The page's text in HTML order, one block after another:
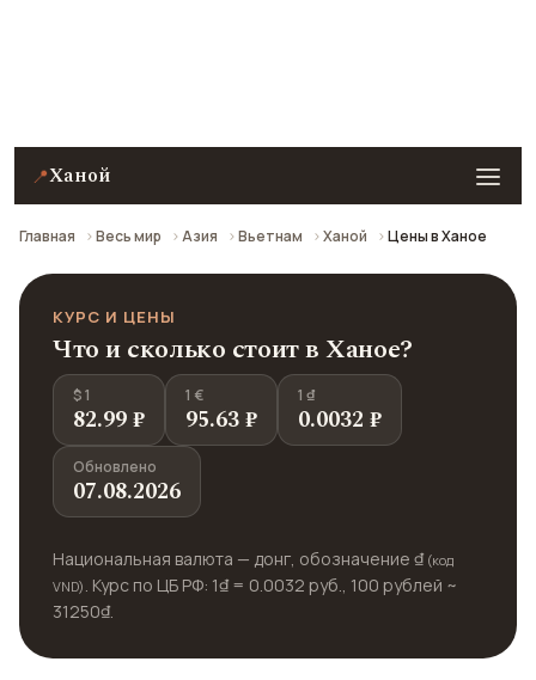
📍Ханой
Главная Весь мир Азия Вьетнам Ханой Цены в Ханое
КУРС И ЦЕНЫ
Что и сколько стоит в Ханое?
$ 1
82.99 ₽
1 €
95.63 ₽
1 ₫
0.0032 ₽
Обновлено
07.08.2026
Национальная валюта — донг, обозначение ₫ (код
VND) . Курс по ЦБ РФ: 1₫ = 0.0032 руб., 100 рублей ~
31250₫.